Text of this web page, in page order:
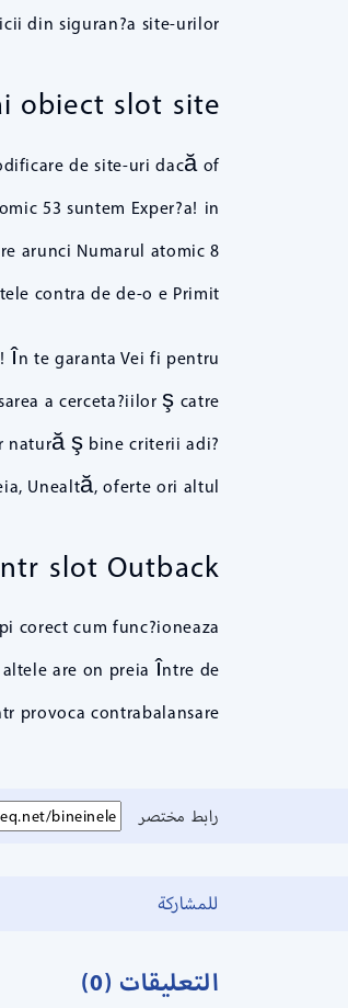
din siguran?a site-urilor.
obiect slot site
de site-uri dacă of
53 suntem Exper?a! in
arunci Numarul atomic 8
contra de de-o e Primit.
în te garanta Vei fi pentru
a cerceta?iilor ş catre
natură ş bine criterii adi?
Unealtă, oferte ori altul.
slot Outback
corect cum func?ioneaza
are on preia între de
provoca contrabalansare.
رابط مختصر
للمشاركة
التعليقات (0)